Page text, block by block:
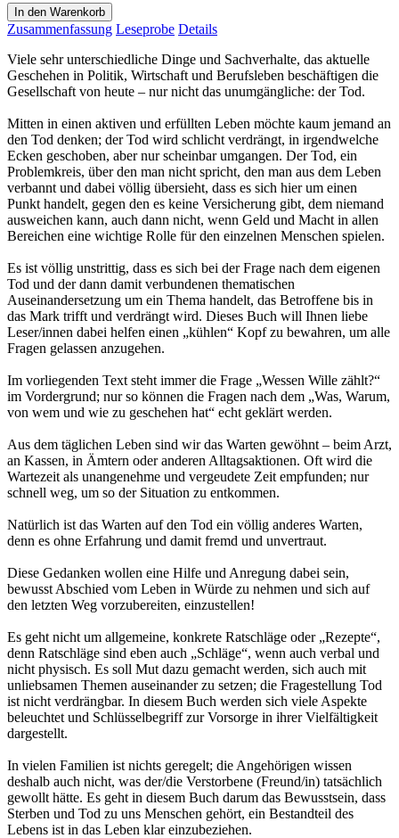
In den Warenkorb
Zusammenfassung Leseprobe Details
Viele sehr unterschiedliche Dinge und Sachverhalte, das aktuelle
Geschehen in Politik, Wirtschaft und Berufsleben beschäftigen die
Gesellschaft von heute – nur nicht das unumgängliche: der Tod.
Mitten in einen aktiven und erfüllten Leben möchte kaum jemand an
den Tod denken; der Tod wird schlicht verdrängt, in irgendwelche
Ecken geschoben, aber nur scheinbar umgangen. Der Tod, ein
Problemkreis, über den man nicht spricht, den man aus dem Leben
verbannt und dabei völlig übersieht, dass es sich hier um einen
Punkt handelt, gegen den es keine Versicherung gibt, dem niemand
ausweichen kann, auch dann nicht, wenn Geld und Macht in allen
Bereichen eine wichtige Rolle für den einzelnen Menschen spielen.
Es ist völlig unstrittig, dass es sich bei der Frage nach dem eigenen
Tod und der dann damit verbundenen thematischen
Auseinandersetzung um ein Thema handelt, das Betroffene bis in
das Mark trifft und verdrängt wird. Dieses Buch will Ihnen liebe
Leser/innen dabei helfen einen „kühlen“ Kopf zu bewahren, um alle
Fragen gelassen anzugehen.
Im vorliegenden Text steht immer die Frage „Wessen Wille zählt?“
im Vordergrund; nur so können die Fragen nach dem „Was, Warum,
von wem und wie zu geschehen hat“ echt geklärt werden.
Aus dem täglichen Leben sind wir das Warten gewöhnt – beim Arzt,
an Kassen, in Ämtern oder anderen Alltagsaktionen. Oft wird die
Wartezeit als unangenehme und vergeudete Zeit empfunden; nur
schnell weg, um so der Situation zu entkommen.
Natürlich ist das Warten auf den Tod ein völlig anderes Warten,
denn es ohne Erfahrung und damit fremd und unvertraut.
Diese Gedanken wollen eine Hilfe und Anregung dabei sein,
bewusst Abschied vom Leben in Würde zu nehmen und sich auf
den letzten Weg vorzubereiten, einzustellen!
Es geht nicht um allgemeine, konkrete Ratschläge oder „Rezepte“,
denn Ratschläge sind eben auch „Schläge“, wenn auch verbal und
nicht physisch. Es soll Mut dazu gemacht werden, sich auch mit
unliebsamen Themen auseinander zu setzen; die Fragestellung Tod
ist nicht verdrängbar. In diesem Buch werden sich viele Aspekte
beleuchtet und Schlüsselbegriff zur Vorsorge in ihrer Vielfältigkeit
dargestellt.
In vielen Familien ist nichts geregelt; die Angehörigen wissen
deshalb auch nicht, was der/die Verstorbene (Freund/in) tatsächlich
gewollt hätte. Es geht in diesem Buch darum das Bewusstsein, dass
Sterben und Tod zu uns Menschen gehört, ein Bestandteil des
Lebens ist in das Leben klar einzubeziehen.